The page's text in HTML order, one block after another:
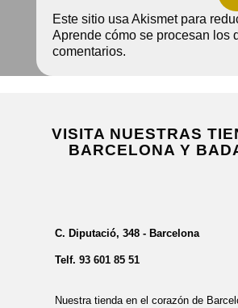
Este sitio usa Akismet para
Aprende cómo se procesan los
comentarios.
VISITA NUESTRAS
BARCELONA Y
C. Diputació, 348 - Barcelona
Telf. 93 601 85 51
Nuestra tienda en el corazón de